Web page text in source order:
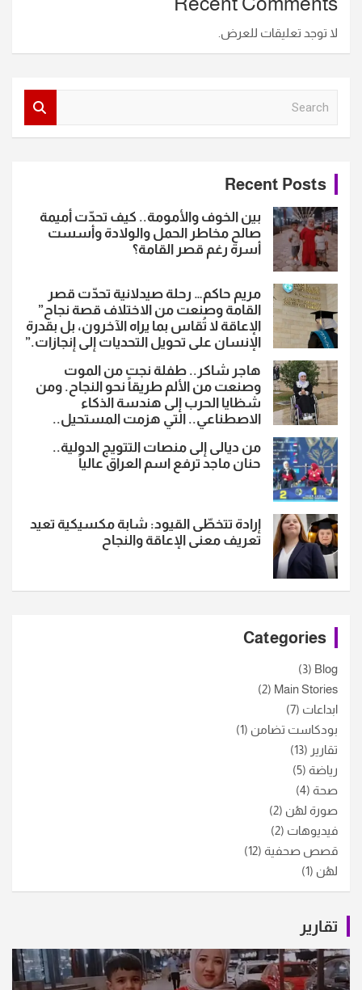
لا توجد تعليقات للعرض.
Recent Posts
بين الخوف والأمومة.. كيف تحدّت أميمة
صالح مخاطر الحمل والولادة وأسست
أسرة رغم قصر القامة؟
مريم حاكم… رحلة صيدلانية تحدّت قصر
القامة وصنعت من الاختلاف قصة نجاح”
الإعاقة لا تُقاس بما يراه الآخرون، بل بقدرة
الإنسان على تحويل التحديات إلى إنجازات.”
هاجر شاكر.. طفلة نجت من الموت
وصنعت من الألم طريقاً نحو النجاح. ومن
شظايا الحرب إلى هندسة الذكاء
الاصطناعي.. التي هزمت المستحيل..
من ديالى إلى منصات التتويج الدولية..
حنان ماجد ترفع اسم العراق عالياً
إرادة تتخطّى القيود: شابة مكسيكية تعيد
تعريف معنى الإعاقة والنجاح
Categories
Blog
(3)
Main Stories
(2)
ابداعات (7)
بودكاست تضامن (1)
تقارير (13)
رياضة (5)
صحة (4)
صورة لهُن (2)
فيديوهات (2)
قصص صحفية (12)
لهُن (1)
تقارير